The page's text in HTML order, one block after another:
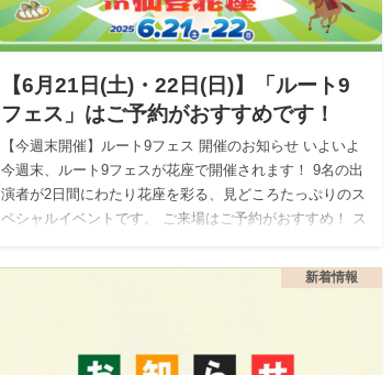
【6月21日(土)・22日(日)】「ルート9
フェス」はご予約がおすすめです！
【今週末開催】ルート9フェス 開催のお知らせ いよいよ
今週末、ルート9フェスが花座で開催されます！ 9名の出
演者が2日間にわたり花座を彩る、見どころたっぷりのス
ペシャルイベントです。 ご来場はご予約がおすすめ！ ス
新着情報